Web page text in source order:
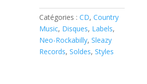
Catégories :CD,Country
Music, Disques, Labels,
Neo-Rockabilly,Sleazy
Records,Soldes,Styles